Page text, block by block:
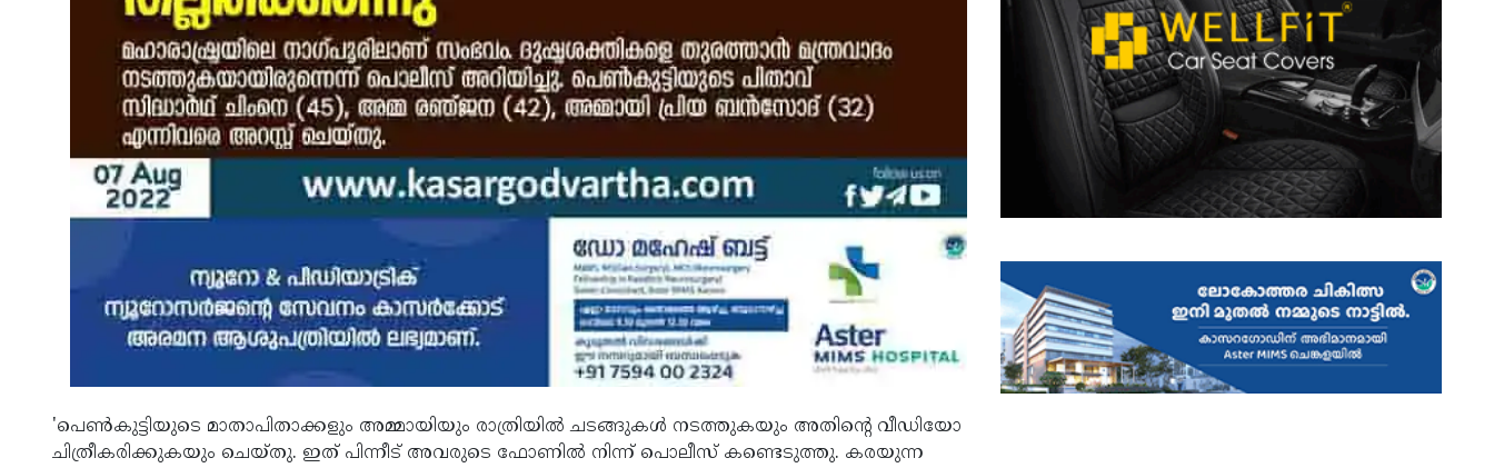
'പെണ്‍കുട്ടിയുടെ മാതാപിതാക്കളും അമ്മായിയും രാത്രിയില്‍ ചടങ്ങുകള്‍ നടത്തുകയും അതിന്റെ വീഡിയോ
ചിത്രീകരിക്കുകയും ചെയ്തു. ഇത് പിന്നീട് അവരുടെ ഫോണില്‍ നിന്ന് പൊലീസ് കണ്ടെടുത്തു. കരയുന്ന